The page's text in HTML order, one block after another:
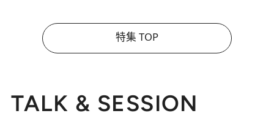
特集 TOP
TALK & SESSION